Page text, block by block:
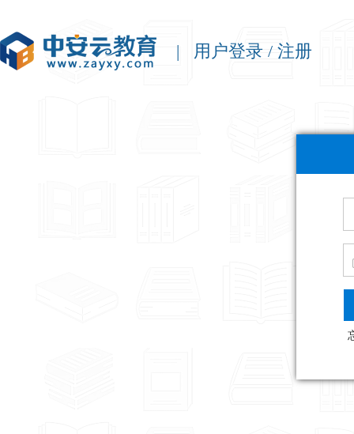
| 用户登录 / 注册